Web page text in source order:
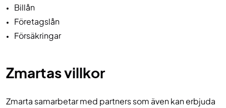
Billån
Företagslån
Försäkringar
Zmartas villkor
Zmarta samarbetar med partners som även kan erbjuda